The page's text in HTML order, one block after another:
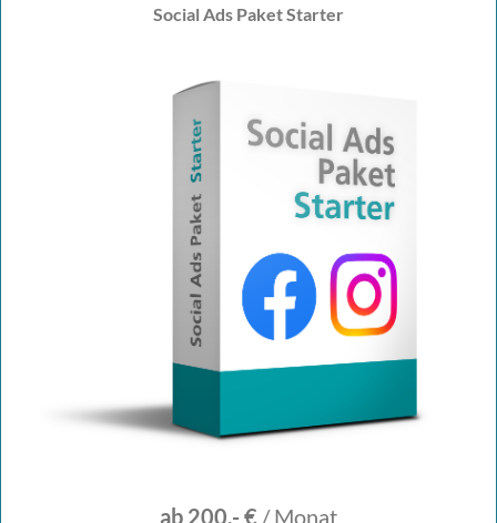
Social Ads Paket Starter
ab 200,- € / Monat